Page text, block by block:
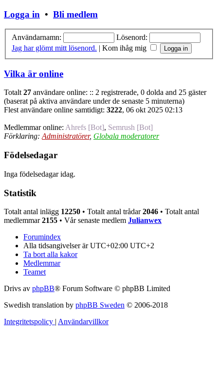
Logga in • Bli medlem
Användarnamn:
Lösenord:
Jag har glömt mitt lösenord. | Kom ihåg mig
Vilka är online
Totalt 27 användare online: :: 2 registrerade, 0 dolda and 25 gäster
(baserat på aktiva användare under de senaste 5 minuterna)
Flest användare online samtidigt: 3222, 06 okt 2025 02:13
Medlemmar online: Ahrefs [Bot], Semrush [Bot]
Förklaring: Administratörer, Globala moderatorer
Födelsedagar
Inga födelsedagar idag.
Statistik
Totalt antal inlägg 12250 • Totalt antal trådar2046 • Totalt antal
medlemmar2155 • Vår senaste medlem Julianwex
Forumindex
Alla tidsangivelser är UTC+02:00 UTC+2
Ta bort alla kakor
Medlemmar
Teamet
Drivs av phpBB® Forum Software © phpBB Limited
Swedish translation by phpBB Sweden © 2006-2018
Integritetspolicy | Användarvillkor